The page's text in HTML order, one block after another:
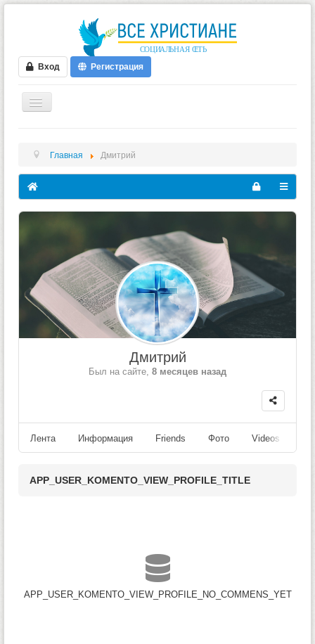
Вход Регистрация
ФОРУМ
ВИДЕО
БЛОГИ
МУЗЫКА
БИБЛИЯ
ОПРОСЫ
НОВОСТИ
Главная Дмитрий
Дмитрий
Был на сайте, 8 месяцев назад
Лента Информация Friends Фото Videos
APP_USER_KOMENTO_VIEW_PROFILE_TITLE
APP_USER_KOMENTO_VIEW_PROFILE_NO_COMMENS_YET